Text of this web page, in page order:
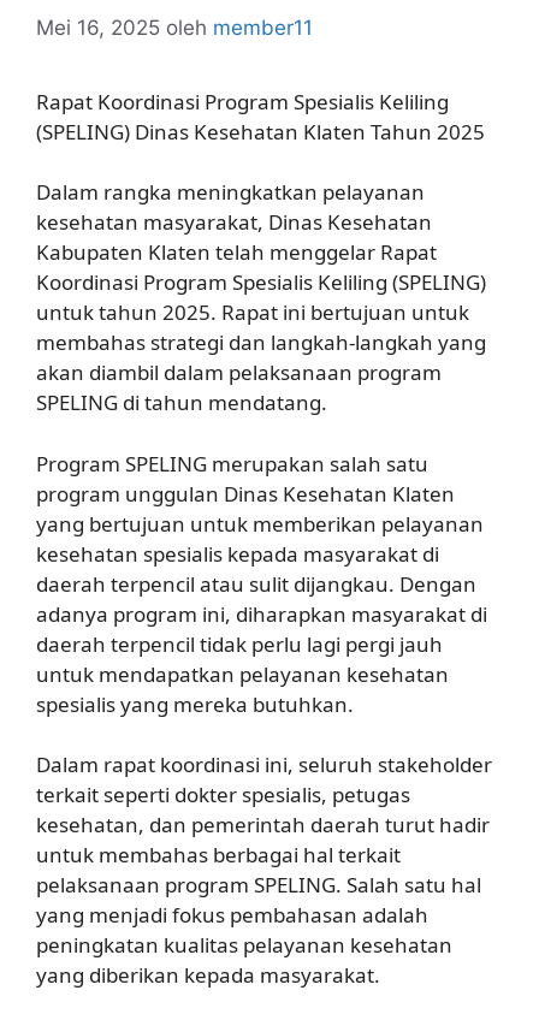
Mei 16, 2025 oleh member11
Rapat Koordinasi Program Spesialis Keliling
(SPELING) Dinas Kesehatan Klaten Tahun 2025
Dalam rangka meningkatkan pelayanan
kesehatan masyarakat, Dinas Kesehatan
Kabupaten Klaten telah menggelar Rapat
Koordinasi Program Spesialis Keliling (SPELING)
untuk tahun 2025. Rapat ini bertujuan untuk
membahas strategi dan langkah-langkah yang
akan diambil dalam pelaksanaan program
SPELING di tahun mendatang.
Program SPELING merupakan salah satu
program unggulan Dinas Kesehatan Klaten
yang bertujuan untuk memberikan pelayanan
kesehatan spesialis kepada masyarakat di
daerah terpencil atau sulit dijangkau. Dengan
adanya program ini, diharapkan masyarakat di
daerah terpencil tidak perlu lagi pergi jauh
untuk mendapatkan pelayanan kesehatan
spesialis yang mereka butuhkan.
Dalam rapat koordinasi ini, seluruh stakeholder
terkait seperti dokter spesialis, petugas
kesehatan, dan pemerintah daerah turut hadir
untuk membahas berbagai hal terkait
pelaksanaan program SPELING. Salah satu hal
yang menjadi fokus pembahasan adalah
peningkatan kualitas pelayanan kesehatan
yang diberikan kepada masyarakat.